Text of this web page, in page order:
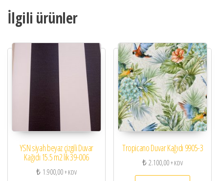
İlgili ürünler
YSN siyah beyaz çizgili Duvar
Kağıdı 15.5 m2 lik 39-006
₺1.900,00+ KDV
Tropicano Duvar Kağıdı 9905-3
₺2.100,00+ KDV